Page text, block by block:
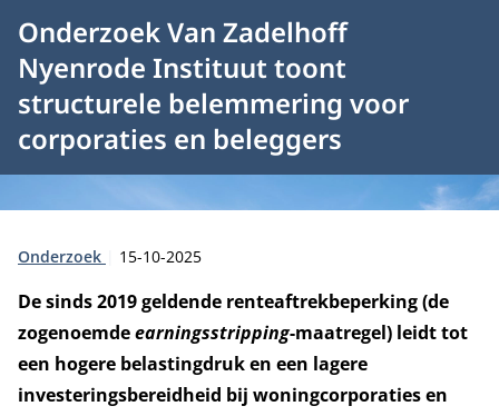
Onderzoek Van Zadelhoff
Nyenrode Instituut toont
structurele belemmering voor
corporaties en beleggers
Type:
Onderzoek Publicatiedatum:
15-10-2025
De sinds 2019 geldende renteaftrekbeperking (de
zogenoemdeearningsstripping-maatregel) leidt tot
een hogere belastingdruk en een lagere
investeringsbereidheid bij woningcorporaties en